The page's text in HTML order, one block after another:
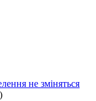
не зміняться